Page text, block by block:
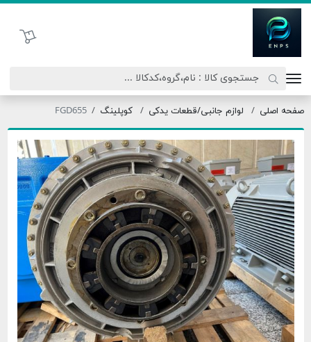
سبد خرید
صفحه اصلی لوازم جانبی/قطعات یدکی کوپلینگ FGD655